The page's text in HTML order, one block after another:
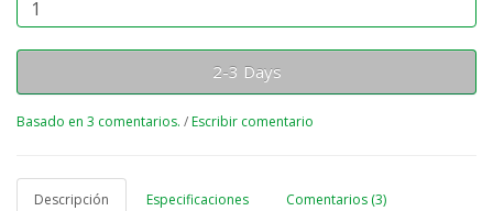
2-3 Days
Basado en 3 comentarios. /Escribir comentario
Descripción Especificaciones Comentarios (3)